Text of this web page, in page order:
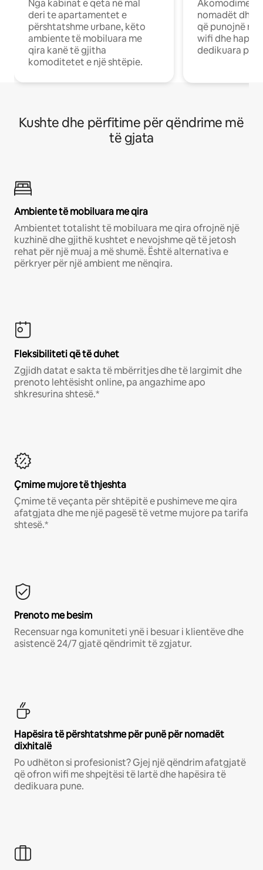
Nga kabinat e qeta në mal
deri te apartamentet e
përshtatshme urbane, këto
ambiente të mobiluara me
qira kanë të gjitha
komoditetet e një shtëpie.
Akomodime
nomadët dhe
që punojnë në
wifi dhe
dedikuara
Kushte dhe përfitime për qëndrime më
të gjata
Ambiente të mobiluara me qira
Ambientet totalisht të mobiluara me qira ofrojnë një
kuzhinë dhe gjithë kushtet e nevojshme që të jetosh
rehat për një muaj a më shumë. Është alternativa e
përkryer për një ambient me nënqira.
Fleksibiliteti që të duhet
Zgjidh datat e sakta të mbërritjes dhe të largimit dhe
prenoto lehtësisht online, pa angazhime apo
shkresurina shtesë.*
Çmime mujore të thjeshta
Çmime të veçanta për shtëpitë e pushimeve me qira
afatgjata dhe me një pagesë të vetme mujore pa tarifa
shtesë.*
Prenoto me besim
Recensuar nga komuniteti ynë i besuar i klientëve dhe
asistencë 24/7 gjatë qëndrimit të zgjatur.
Hapësira të përshtatshme për punë për nomadët
dixhitalë
Po udhëton si profesionist? Gjej një qëndrim afatgjatë
që ofron wifi me shpejtësi të lartë dhe hapësira të
dedikuara pune.